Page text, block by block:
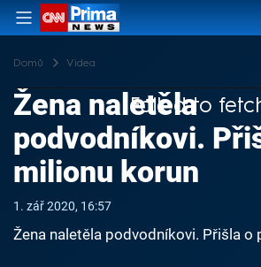
Domů Videa
Failed to
Žena naletěla
podvodníkovi.
milionu korun
1. zář 2020, 16:57
Žena naletěla podvodníkovi. Přišla o